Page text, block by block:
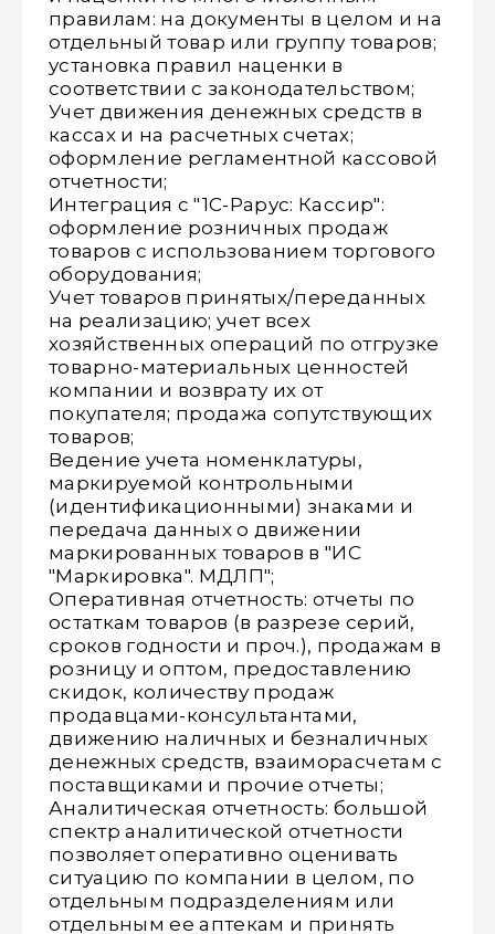
правилам: на документы в целом и на
отдельный товар или группу товаров;
установка правил наценки в
соответствии с законодательством;
Учет движения денежных средств в
кассах и на расчетных счетах;
оформление регламентной кассовой
отчетности;
Интеграция с "1С-Рарус: Кассир":
оформление розничных продаж
товаров с использованием торгового
оборудования;
Учет товаров принятых/переданных
на реализацию; учет всех
хозяйственных операций по отгрузке
товарно-материальных ценностей
компании и возврату их от
покупателя; продажа сопутствующих
товаров;
Ведение учета номенклатуры,
маркируемой контрольными
(идентификационными) знаками и
передача данных о движении
маркированных товаров в "ИС
"Маркировка". МДЛП";
Оперативная отчетность: отчеты по
остаткам товаров (в разрезе серий,
сроков годности и проч.), продажам в
розницу и оптом, предоставлению
скидок, количеству продаж
продавцами-консультантами,
движению наличных и безналичных
денежных средств, взаиморасчетам с
поставщиками и прочие отчеты;
Аналитическая отчетность: большой
спектр аналитической отчетности
позволяет оперативно оценивать
ситуацию по компании в целом, по
отдельным подразделениям или
отдельным ее аптекам и принять